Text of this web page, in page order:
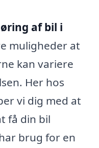
af bil i
muligheder at
kan variere
Her hos
vi dig med at
få din bil
brug for en